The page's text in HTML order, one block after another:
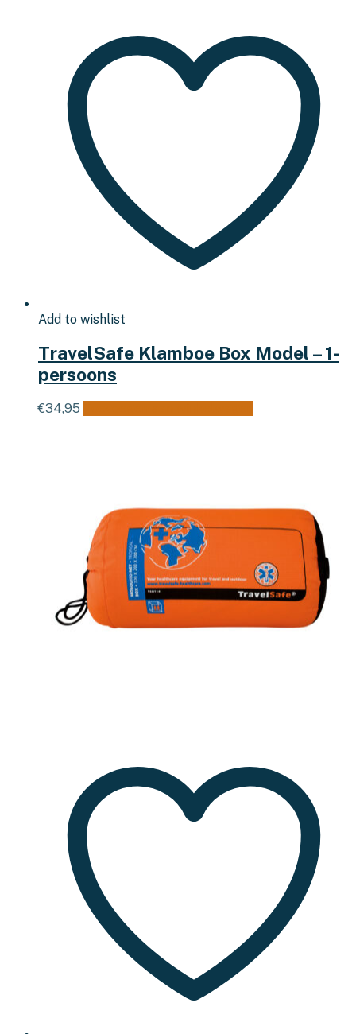
Add to wishlist
TravelSafe Klamboe Box Model – 1-
persoons
€34,95